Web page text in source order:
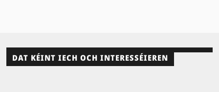
DAT KÉINT IECH OCH INTERESSÉIEREN